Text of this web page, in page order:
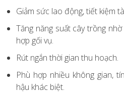
Giảm sức lao động, tiết kiệm
Tăng năng suất cây trồng
hợp gối vụ.
Rút ngắn thời gian thu hoạch.
Phù hợp nhiều không gian,
hậu khác biệt.